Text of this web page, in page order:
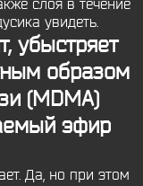
слоя в течение
увидеть.
убыстряет
образом
(MDMA)
эфир
Да, но при этом